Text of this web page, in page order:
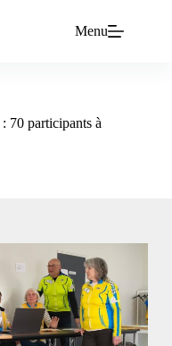
Menu
70 participants à